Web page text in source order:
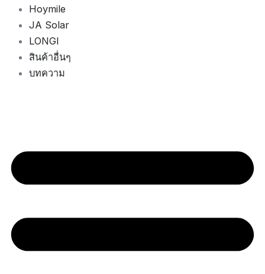
Hoymile
JA Solar
LONGI
สินค้าอื่นๆ
บทความ